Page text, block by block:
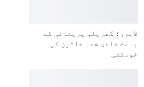
لاہور؛ گھریلو پریشانی کے
باعث شادی شدہ خاتون کی
خودکشی